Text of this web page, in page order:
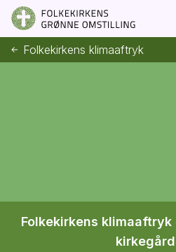
Folkekirkens klimaaftryk
Folkekirkens